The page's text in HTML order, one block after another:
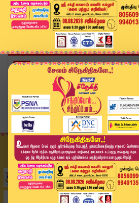
Home
வீடியோ ஸ்டோரி
கவியருவியில் குளிக்கத் தடை |